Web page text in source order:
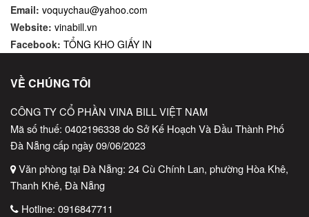
Email: voquychau@yahoo.com
Website: vinabill.vn
Facebook: TỔNG KHO GIẤY IN
VỀ CHÚNG TÔI
CÔNG TY CỔ PHẦN VINA BILL VIỆT NAM
Mã số thuế: 0402196338 do Sở Kế Hoạch Và Đầu Thành Phố
Đà Nẵng cấp ngày 09/06/2023
Văn phòng tại Đà Nẵng: 24 Cù Chính Lan, phường Hòa Khê,
Thanh Khê, Đà Nẵng
Hotline: 0916847711